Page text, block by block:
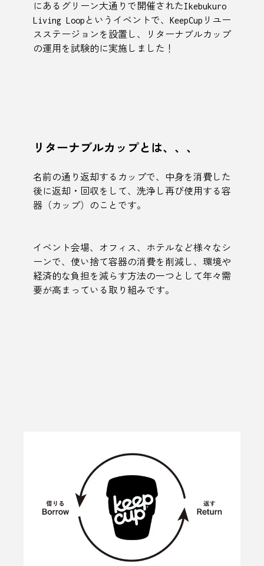
にあるグリーン大通りで開催されたIkebukuro
Living Loopというイベントで、KeepCupリユー
スステージョンを設置し、リターナブルカップ
の運用を試験的に実施しました！
リターナブルカップとは、、、
名前の通り返却するカップで、中身を消費した
後に返却・回収をして、洗浄し再び使用する容
器（カップ）のことです。
イベント会場、オフィス、ホテルなど様々なシ
ーンで、使い捨て容器の消費を削減し、環境や
経済的な負担を減らす方法の一つとして年々需
要が高まっている取り組みです。